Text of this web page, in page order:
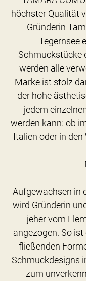
höchster Qualität
Gründerin
Tegernsee
Schmuckstücke
werden alle
Marke ist stolz
der hohe
jedem
werden kann: ob
Italien oder in
Aufgewachsen in
wird Gründerin
jeher vom
angezogen. So
fließenden
Schmuckdesigns
zum